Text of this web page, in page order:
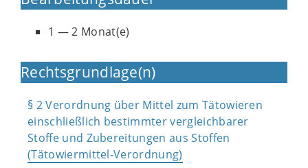
1 — 2 Monat(e)
Rechtsgrundlage(n)
§ 2 Verordnung über Mittel zum Tätowieren
einschließlich bestimmter vergleichbarer
Stoffe und Zubereitungen aus Stoffen
(Tätowiermittel-Verordnung)